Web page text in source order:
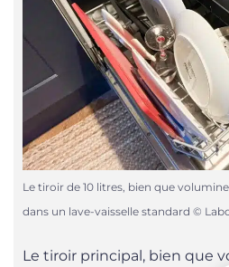
Le tiroir de 10 litres, bien que
dans un lave-vaisselle standard ©
Le tiroir principal, bien que